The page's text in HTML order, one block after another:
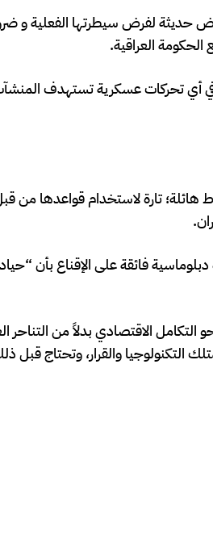
اعتراض حديثة لفرض سيطرتها الفعلية
العراقية.
في أي تحركات عسكرية تستهدف
هائلة؛ تارة لاستخدام قواعدها من
فائقة على الإقناع بأن
التكامل الاقتصادي بدلاً من
والقرار، وتحتاج قبل